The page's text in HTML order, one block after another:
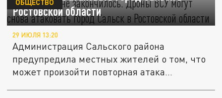
Ростовской области
ОБЩЕСТВО
29 ИЮЛЯ 13:20
Администрация Сальского района
предупредила местных жителей о том, что
может произойти повторная атака...